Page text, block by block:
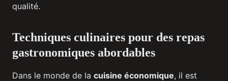
qualité.
Techniques culinaires pour des repas
gastronomiques abordables
Dans le monde de la cuisine économique, il est